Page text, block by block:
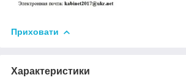
Приховати
Характеристики